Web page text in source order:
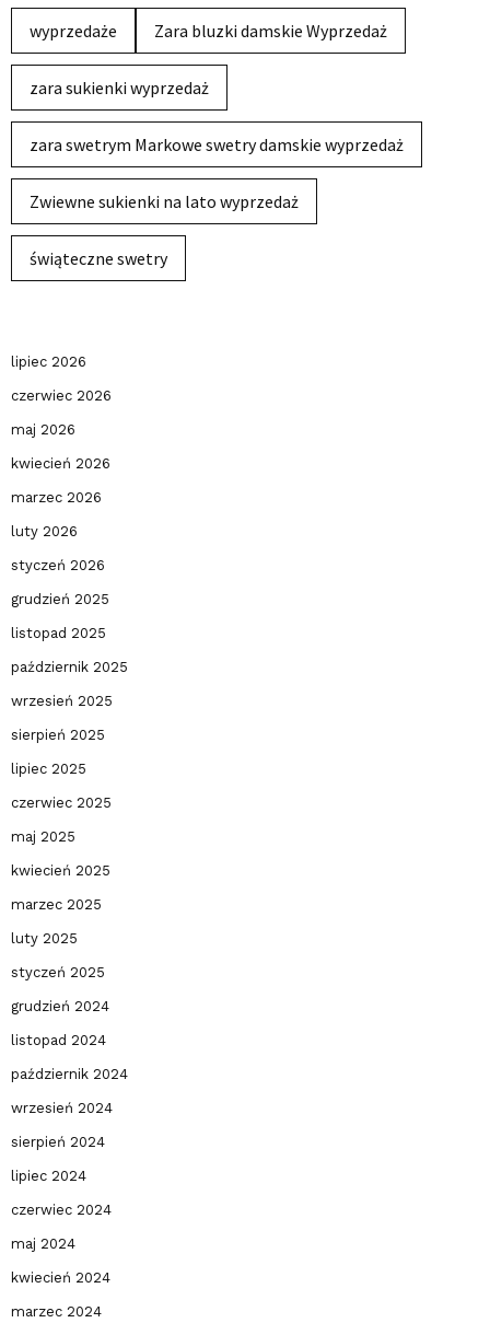
wyprzedaże Zara bluzki damskie Wyprzedaż
zara sukienki wyprzedaż
zara swetrym Markowe swetry damskie wyprzedaż
Zwiewne sukienki na lato wyprzedaż
świąteczne swetry
lipiec 2026
czerwiec 2026
maj 2026
kwiecień 2026
marzec 2026
luty 2026
styczeń 2026
grudzień 2025
listopad 2025
październik 2025
wrzesień 2025
sierpień 2025
lipiec 2025
czerwiec 2025
maj 2025
kwiecień 2025
marzec 2025
luty 2025
styczeń 2025
grudzień 2024
listopad 2024
październik 2024
wrzesień 2024
sierpień 2024
lipiec 2024
czerwiec 2024
maj 2024
kwiecień 2024
marzec 2024